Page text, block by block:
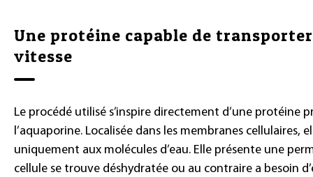
Une protéine capable de
vitesse
Le procédé utilisé s’inspire directement d’une protéine
l’aquaporine. Localisée dans les membranes cellulaires,
uniquement aux molécules d’eau. Elle présente une
cellule se trouve déshydratée ou au contraire a besoin